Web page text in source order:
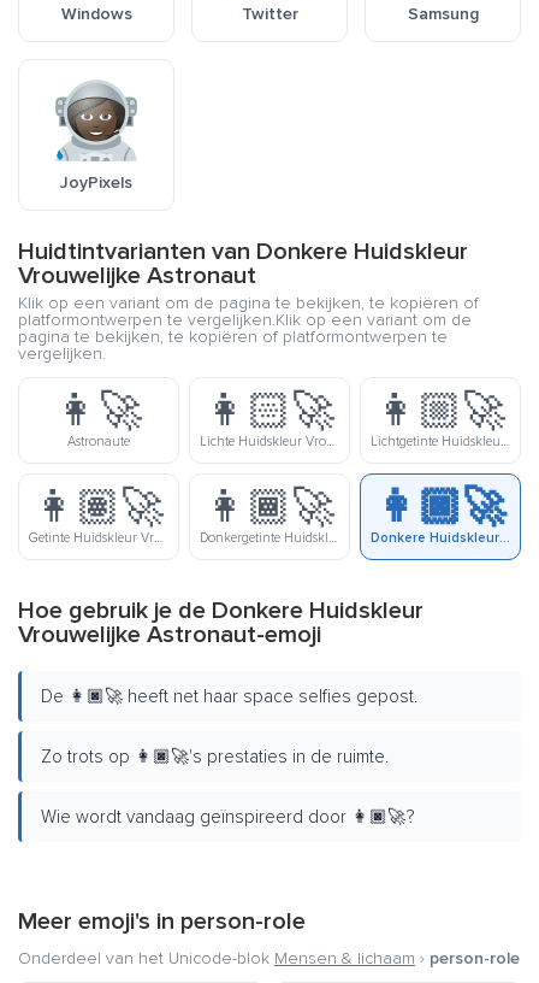
Windows Twitter Samsung
JoyPixels
Huidtintvarianten van Donkere Huidskleur
Vrouwelijke Astronaut
Klik op een variant om de pagina te bekijken, te kopiëren of
platformontwerpen te vergelijken.Klik op een variant om de
pagina te bekijken, te kopiëren of platformontwerpen te
vergelijken.
👩‍🚀
Astronaute
👩🏻‍🚀
Lichte Huidskleur Vrouwelijke Astronaut
👩🏼‍🚀
Lichtgetinte Huidskleur Vrouwelijke Astronaut
👩🏽‍🚀
Getinte Huidskleur Vrouwelijke Astronaut
👩🏾‍🚀
Donkergetinte Huidskleur Vrouwelijke Astronaut
👩🏿‍🚀
Donkere Huidskleur Vrouwelijke Astronaut
Hoe gebruik je de Donkere Huidskleur
Vrouwelijke Astronaut-emoji
De 👩🏿‍🚀 heeft net haar space selfies gepost.
Zo trots op 👩🏿‍🚀's prestaties in de ruimte.
Wie wordt vandaag geïnspireerd door 👩🏿‍🚀?
Meer emoji's in person-role
Onderdeel van het Unicode-blok Mensen & lichaam › person-role